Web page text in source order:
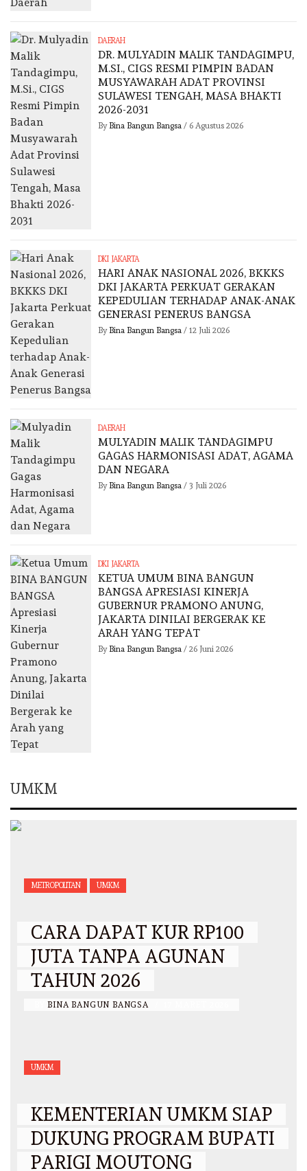
DAERAH
DR. MULYADIN MALIK TANDAGIMPU,
M.SI., CIGS RESMI PIMPIN BADAN
MUSYAWARAH ADAT PROVINSI
SULAWESI TENGAH, MASA BHAKTI
2026-2031
By Bina Bangun Bangsa / 6 Agustus 2026
DKI JAKARTA
HARI ANAK NASIONAL 2026, BKKKS
DKI JAKARTA PERKUAT GERAKAN
KEPEDULIAN TERHADAP ANAK-ANAK
GENERASI PENERUS BANGSA
By Bina Bangun Bangsa / 12 Juli 2026
DAERAH
MULYADIN MALIK TANDAGIMPU
GAGAS HARMONISASI ADAT, AGAMA
DAN NEGARA
By Bina Bangun Bangsa / 3 Juli 2026
DKI JAKARTA
KETUA UMUM BINA BANGUN
BANGSA APRESIASI KINERJA
GUBERNUR PRAMONO ANUNG,
JAKARTA DINILAI BERGERAK KE
ARAH YANG TEPAT
By Bina Bangun Bangsa / 26 Juni 2026
UMKM
METROPOLITAN UMKM
CARA DAPAT KUR RP100
JUTA TANPA AGUNAN
TAHUN 2026
BINA BANGUN BANGSA
UMKM
KEMENTERIAN UMKM SIAP
DUKUNG PROGRAM BUPATI
PARIGI MOUTONG